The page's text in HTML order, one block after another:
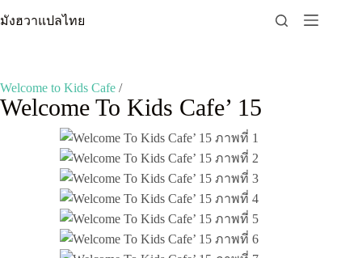
to
มังฮวาแปลไทย
Welcome to Kids Cafe /
Welcome To Kids Cafe’ 15